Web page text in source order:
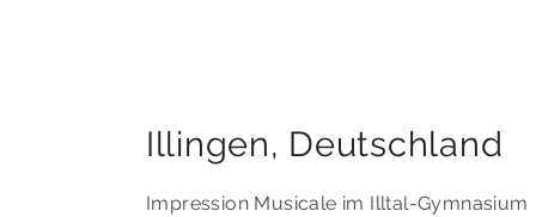
Illingen, Deutschland
Impression Musicale im Illtal-Gymnasium